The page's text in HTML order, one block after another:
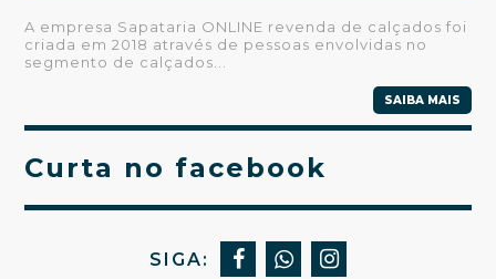
A empresa Sapataria ONLINE revenda de calçados foi
criada em 2018 através de pessoas envolvidas no
segmento de calçados...
SAIBA MAIS
Curta no facebook
SIGA: